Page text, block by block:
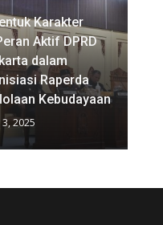
Karakter
Aktif DPRD
dalam
Raperda
Kebudayaan
2025